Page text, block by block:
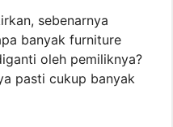
sebenarnya
banyak furniture
oleh pemiliknya?
pasti cukup banyak